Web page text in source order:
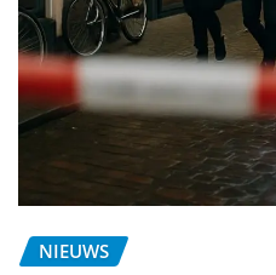
NIEUWS